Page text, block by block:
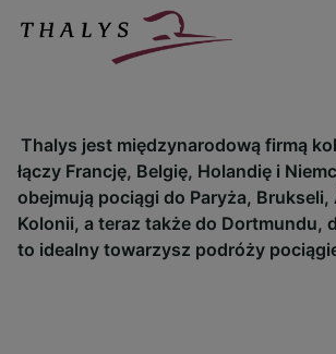
Thalys jest międzynarodową firmą
łączy Francję, Belgię, Holandię i
obejmują pociągi do Paryża, Brukseli,
Kolonii, a teraz także do Dortmundu,
to idealny towarzysz podróży